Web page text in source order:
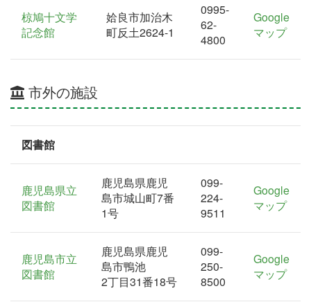
椋鳩十文学
記念館
姶良市加治木
町反土2624-1
0995-
62-
4800
Google
マップ
市外の施設
図書館
鹿児島県立
図書館
鹿児島県鹿児
島市城山町7番
1号
099-
224-
9511
Google
マップ
鹿児島市立
図書館
鹿児島県鹿児
島市鴨池
2丁目31番18号
099-
250-
8500
Google
マップ